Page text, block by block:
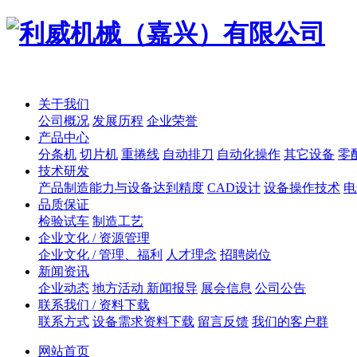
关于我们
公司概况 发展历程 企业荣誉
产品中心
分条机 切片机 重捲线 自动排刀 自动化操作 其它设备 零
技术研发
产品制造能力与设备达到精度 CAD设计 设备操作技术
品质保证
检验试车 制造工艺
企业文化 / 资源管理
企业文化 / 管理、福利
人才理念 招聘岗位
新闻资讯
企业动态 地方活动 新闻报导 展会信息 公司公告
联系我们 / 资料下载
联系方式 设备需求资料下载 留言反馈 我们的客户群
网站首页